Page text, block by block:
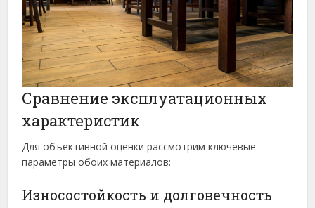
Сравнение эксплуатационных
характеристик
Для объективной оценки рассмотрим ключевые
параметры обоих материалов:
Износостойкость и долговечность